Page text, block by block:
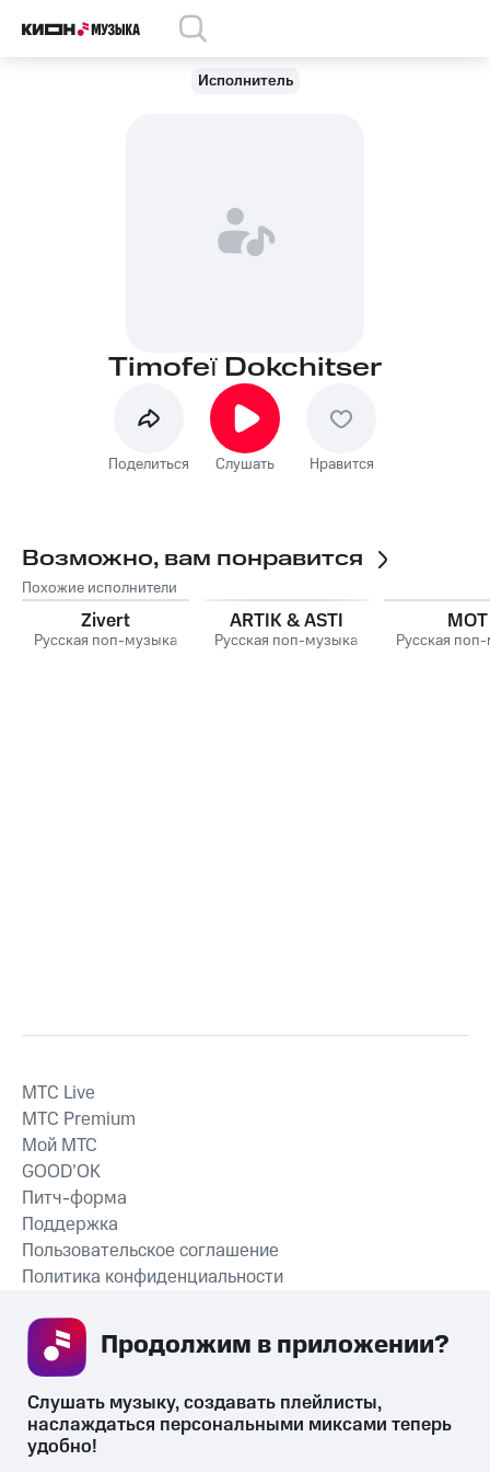
Исполнитель
Timofeï Dokchitser
Поделиться Слушать Нравится
Возможно, вам понравится
Похожие исполнители
Zivert
Русская поп-музыка
ARTIK & ASTI
Русская поп-музыка
MOT
Русская
СКАЧАТЬ ПРИЛОЖЕНИЕ
MTС Live
MTС Premium
Мой МТС
GOOD’OK
Питч-форма
Поддержка
Пользовательское соглашение
Политика конфиденциальности
Слушать музыку, создавать плейлисты,
наслаждаться персональными миксами теперь
удобно!